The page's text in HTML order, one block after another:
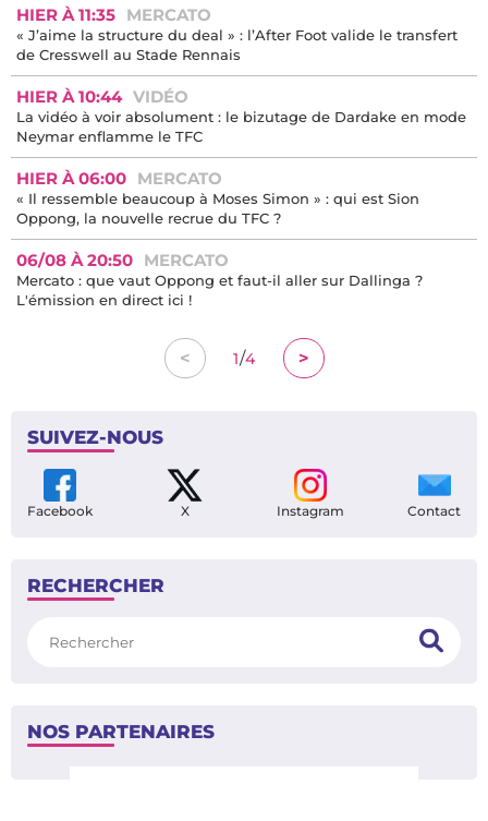
HIER À 11:35 MERCATO
« J’aime la structure du deal » : l’After Foot valide le transfert
de Cresswell au Stade Rennais
HIER À 10:44 VIDÉO
La vidéo à voir absolument : le bizutage de Dardake en mode
Neymar enflamme le TFC
HIER À 06:00 MERCATO
« Il ressemble beaucoup à Moses Simon » : qui est Sion
Oppong, la nouvelle recrue du TFC ?
06/08 À 20:50 MERCATO
Mercato : que vaut Oppong et faut-il aller sur Dallinga ?
L'émission en direct ici !
< 1/4 >
SUIVEZ-NOUS
Facebook X Instagram Contact
RECHERCHER
NOS PARTENAIRES